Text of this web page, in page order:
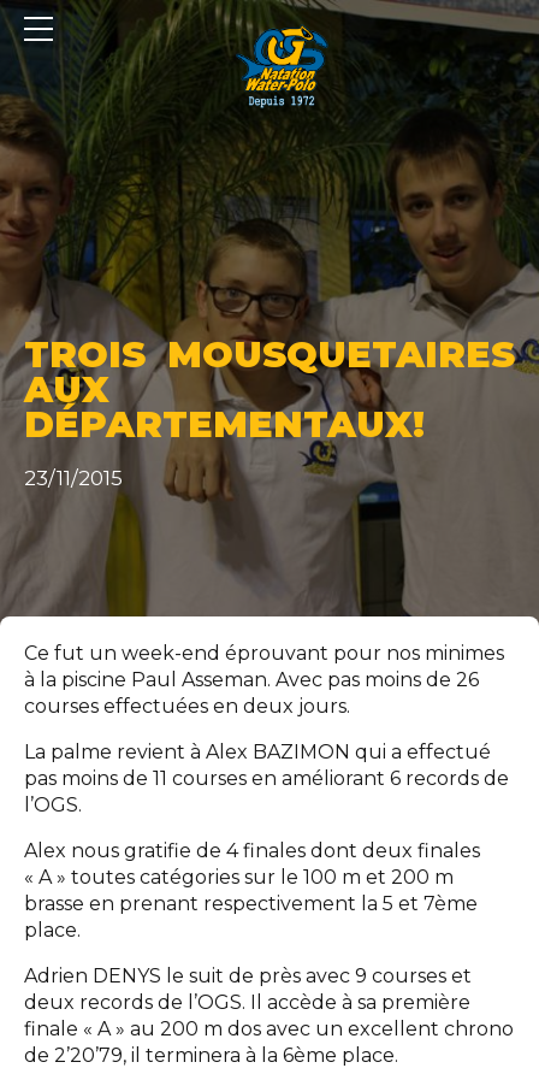
TROIS MOUSQUETAIRES
AUX
DÉPARTEMENTAUX!
23/11/2015
Ce fut un week-end éprouvant pour nos minimes
à la piscine Paul Asseman. Avec pas moins de 26
courses effectuées en deux jours.
La palme revient à Alex BAZIMON qui a effectué
pas moins de 11 courses en améliorant 6 records de
l’OGS.
Alex nous gratifie de 4 finales dont deux finales
« A » toutes catégories sur le 100 m et 200 m
brasse en prenant respectivement la 5 et 7ème
place.
Adrien DENYS le suit de près avec 9 courses et
deux records de l’OGS. Il accède à sa première
finale « A » au 200 m dos avec un excellent chrono
de 2’20’79, il terminera à la 6ème place.
Panneau de gestion des cookies